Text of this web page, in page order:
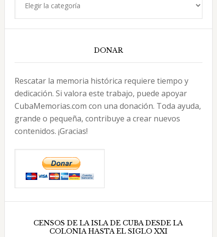
DONAR
Rescatar la memoria histórica requiere tiempo y
dedicación. Si valora este trabajo, puede apoyar
CubaMemorias.com con una donación. Toda ayuda,
grande o pequeña, contribuye a crear nuevos
contenidos. ¡Gracias!
CENSOS DE LA ISLA DE CUBA DESDE LA
COLONIA HASTA EL SIGLO XXI